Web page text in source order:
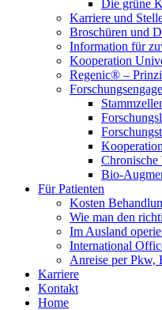
Die grüne
Karriere und
Broschüren und
Information für
Kooperation
Regenic® –
Chronische
Bio-
Für Patienten
Kosten
Wie man den
Im Ausland
International
Anreise per Pkw,
Karriere
Kontakt
Home